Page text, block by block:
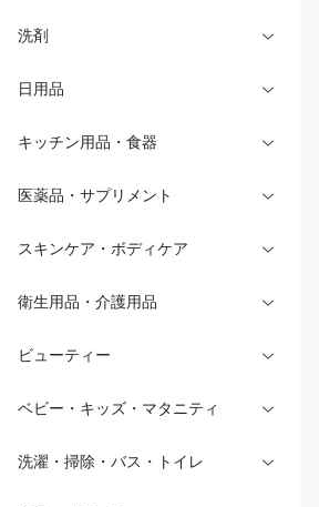
洗剤
日用品
キッチン用品・食器
医薬品・サプリメント
スキンケア・ボディケア
衛生用品・介護用品
ビューティー
ベビー・キッズ・マタニティ
洗濯・掃除・バス・トイレ